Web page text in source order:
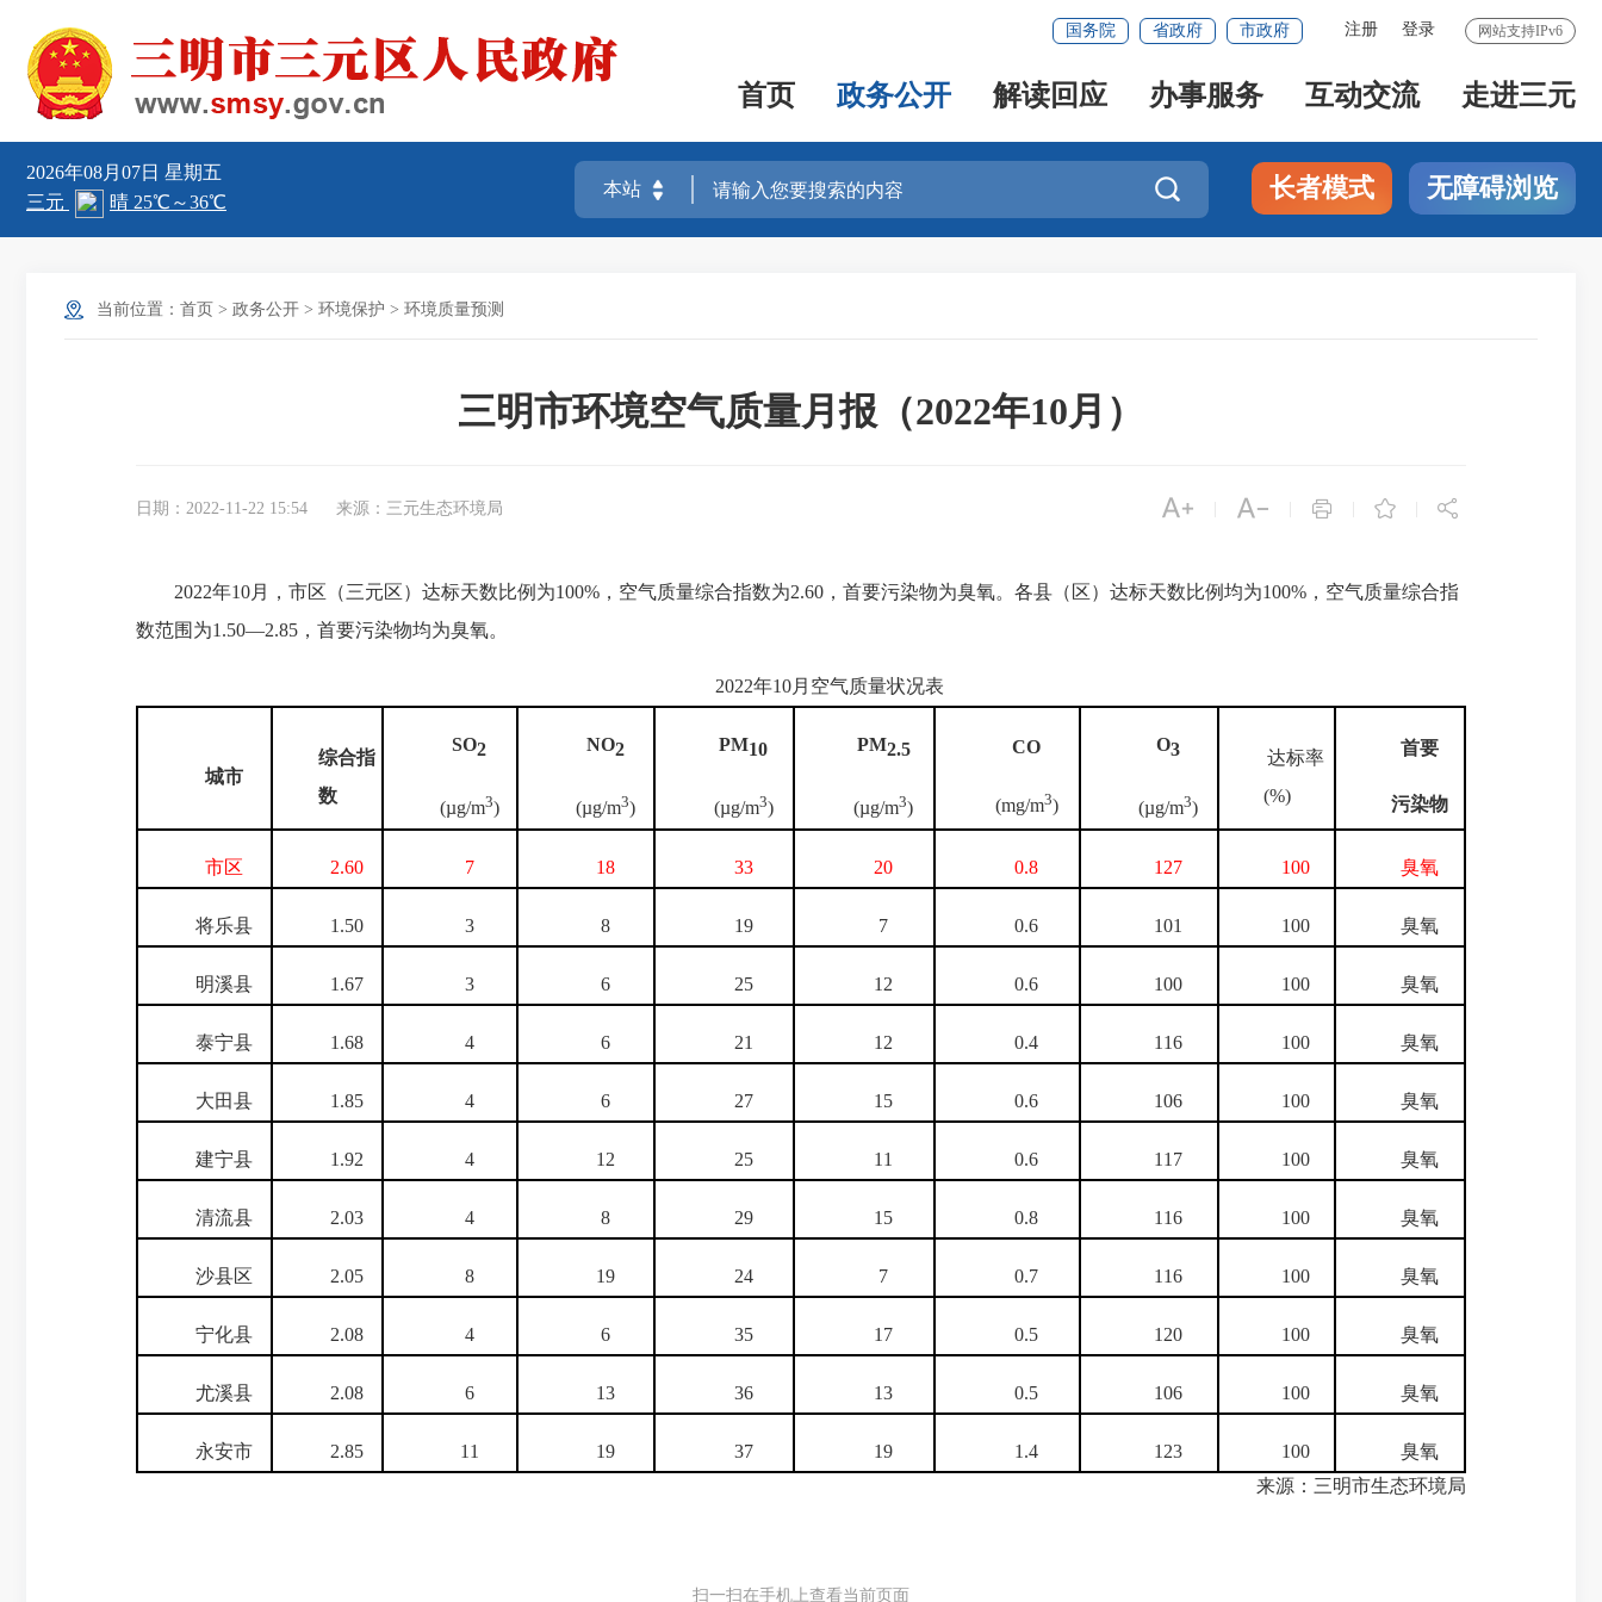
网站支持IPv6
注册 登录
国务院 省政府 市政府
首页 政务公开 解读回应 办事服务 互动交流 走进三元
2026年08月07日 星期五
 长者模式 无障碍浏览
当前位置： 首页 > 政务公开 > 环境保护 > 环境质量预测
三明市环境空气质量月报（2022年10月）
日期：2022-11-22 15:54 来源：三元生态环境局     
2022年10月，市区（三元区）达标天数比例为100%，空气质量综合指数为2.60，首要污染物为臭氧。各县（区）达标天数比例均为100%，空气质量综合指
数范围为1.50—2.85，首要污染物均为臭氧。
2022年10月空气质量状况表
城市
综合指
数
SO2
(µg/m3)
NO2
(µg/m3)
PM10
(µg/m3)
PM2.5
(µg/m3)
CO
(mg/m3)
O3
(µg/m3)
达标率
(%)
首要
污染物
市区 2.60 7 18 33 20 0.8 127 100 臭氧
将乐县 1.50 3 8 19 7 0.6 101 100 臭氧
明溪县 1.67 3 6 25 12 0.6 100 100 臭氧
泰宁县 1.68 4 6 21 12 0.4 116 100 臭氧
大田县 1.85 4 6 27 15 0.6 106 100 臭氧
建宁县 1.92 4 12 25 11 0.6 117 100 臭氧
清流县 2.03 4 8 29 15 0.8 116 100 臭氧
沙县区 2.05 8 19 24 7 0.7 116 100 臭氧
宁化县 2.08 4 6 35 17 0.5 120 100 臭氧
尤溪县 2.08 6 13 36 13 0.5 106 100 臭氧
永安市 2.85 11 19 37 19 1.4 123 100
臭氧
来源：三明市生态环境局
扫一扫在手机上查看当前页面